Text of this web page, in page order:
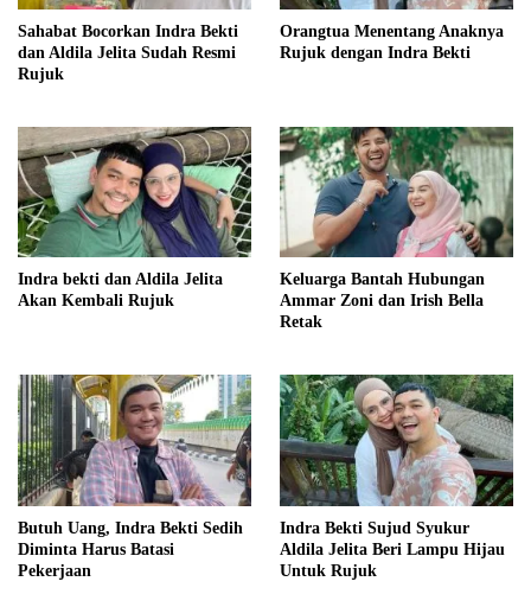
Sahabat Bocorkan Indra Bekti
dan Aldila Jelita Sudah Resmi
Rujuk
Orangtua Menentang Anaknya
Rujuk dengan Indra Bekti
Indra bekti dan Aldila Jelita
Akan Kembali Rujuk
Keluarga Bantah Hubungan
Ammar Zoni dan Irish Bella
Retak
Butuh Uang, Indra Bekti Sedih
Diminta Harus Batasi
Pekerjaan
Indra Bekti Sujud Syukur
Aldila Jelita Beri Lampu Hijau
Untuk Rujuk